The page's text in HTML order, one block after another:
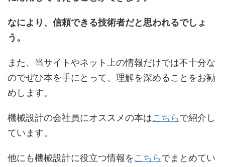
なにより、信頼できる技術者だと思われるでしょ
う。
また、当サイトやネット上の情報だけでは不十分な
のでぜひ本を手にとって、理解を深めることをお勧
めします。
機械設計の会社員にオススメの本はこちらで紹介し
ています。
他にも機械設計に役立つ情報をこちらでまとめてい